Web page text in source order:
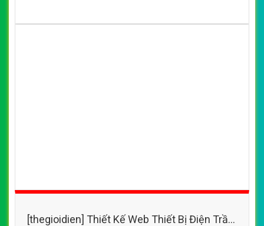
[thegioidien] Thiết Kế Web Thiết Bị Điện Trần